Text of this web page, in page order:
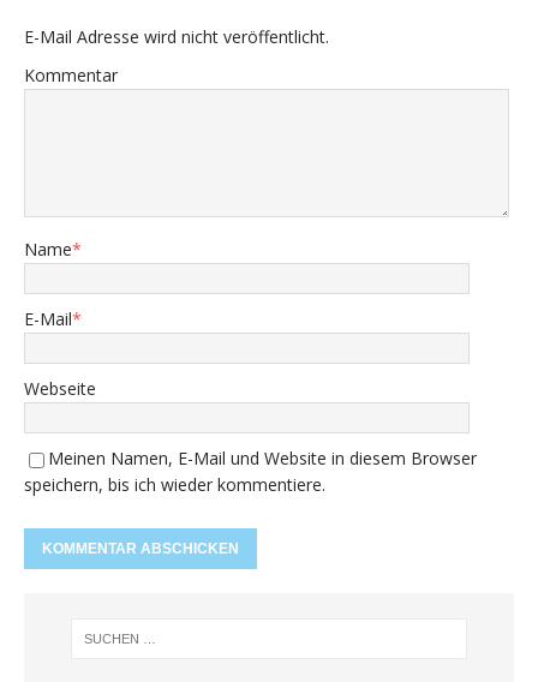
E-Mail Adresse wird nicht veröffentlicht.
Kommentar
Name*
E-Mail*
Webseite
Meinen Namen, E-Mail und Website in diesem Browser
speichern, bis ich wieder kommentiere.